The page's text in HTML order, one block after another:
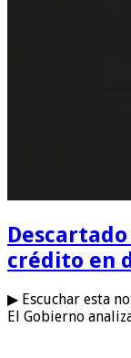
crédito en
▶ Escuchar esta
El Gobierno